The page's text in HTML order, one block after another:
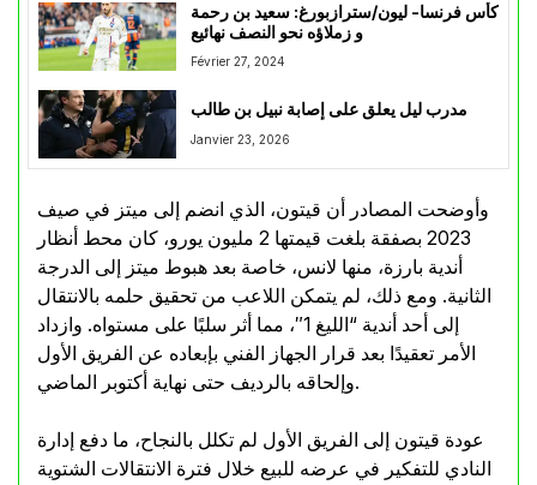
كأس فرنسا- ليون/سترازبورغ: سعيد بن رحمة
و زملاؤه نحو النصف نهائيع
Février 27, 2024
مدرب ليل يعلق على إصابة نبيل بن طالب
Janvier 23, 2026
وأوضحت المصادر أن قيتون، الذي انضم إلى ميتز في صيف
2023 بصفقة بلغت قيمتها 2 مليون يورو، كان محط أنظار
أندية بارزة، منها لانس، خاصة بعد هبوط ميتز إلى الدرجة
الثانية. ومع ذلك، لم يتمكن اللاعب من تحقيق حلمه بالانتقال
إلى أحد أندية “الليغ 1″، مما أثر سلبًا على مستواه. وازداد
الأمر تعقيدًا بعد قرار الجهاز الفني بإبعاده عن الفريق الأول
وإلحاقه بالرديف حتى نهاية أكتوبر الماضي.
عودة قيتون إلى الفريق الأول لم تكلل بالنجاح، ما دفع إدارة
النادي للتفكير في عرضه للبيع خلال فترة الانتقالات الشتوية